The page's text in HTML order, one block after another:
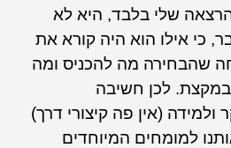
שלי בלבד, היא לא
כי אילו הוא היה קורא את
שהבחירה מה להכניס ומה
לכן חשיבה
ולמידה (אין פה קיצורי דרך)
למומחים המיוחדים